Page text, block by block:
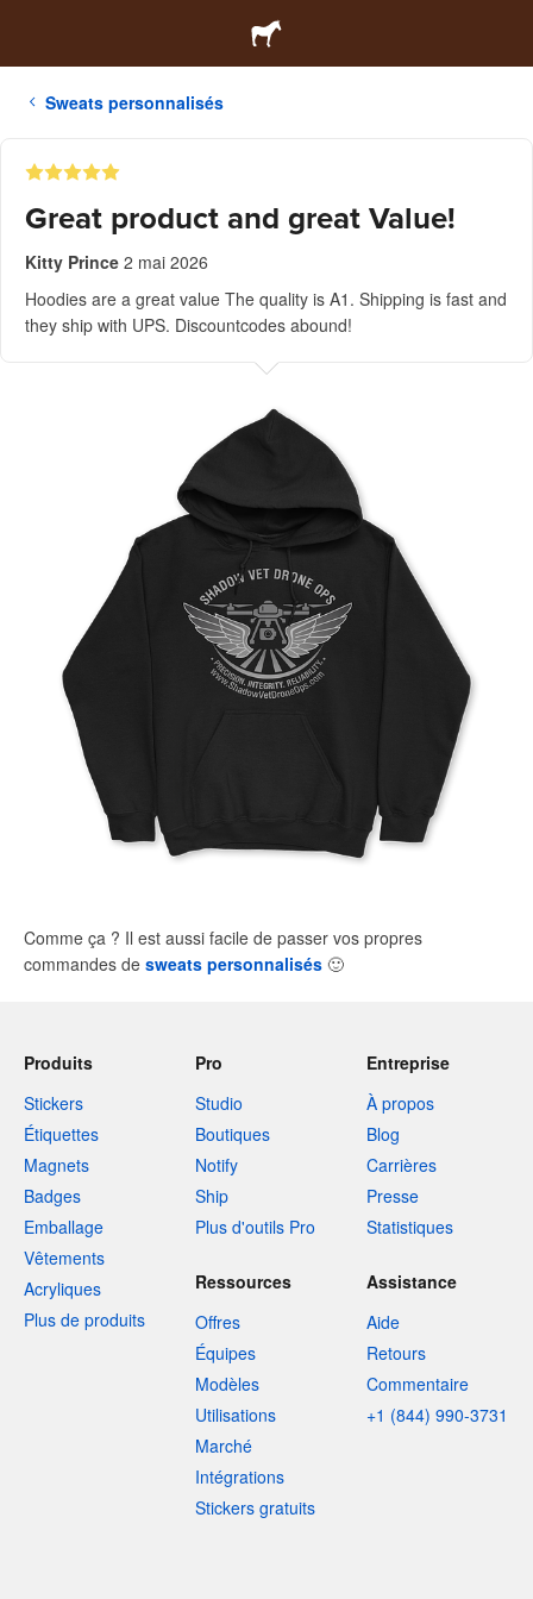
Sweats personnalisés
Great product and great Value!
Kitty Prince 2 mai 2026
Hoodies are a great value The quality is A1. Shipping is fast and
they ship with UPS. Discountcodes abound!
Comme ça ? Il est aussi facile de passer vos propres
commandes de sweats personnalisés 🙂
Produits
Stickers
Étiquettes
Magnets
Badges
Emballage
Vêtements
Acryliques
Plus de produits
Pro
Studio
Boutiques
Notify
Ship
Plus d'outils Pro
Entreprise
À propos
Blog
Carrières
Presse
Statistiques
Ressources
Offres
Équipes
Modèles
Utilisations
Marché
Intégrations
Stickers gratuits
Assistance
Aide
Retours
Commentaire
+1 (844) 990-3731